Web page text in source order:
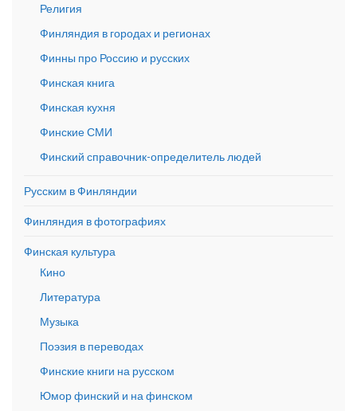
Религия
Финляндия в городах и регионах
Финны про Россию и русских
Финская книга
Финская кухня
Финские СМИ
Финский справочник-определитель людей
Русским в Финляндии
Финляндия в фотографиях
Финская культура
Кино
Литература
Музыка
Поэзия в переводах
Финские книги на русском
Юмор финский и на финском